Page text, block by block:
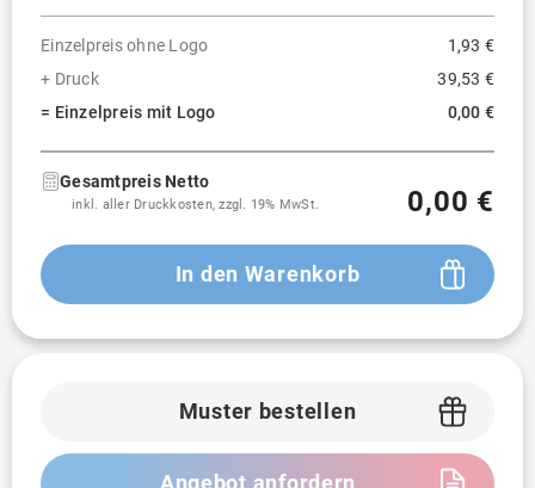
Einzelpreis ohne Logo
1,93 €
+ Druck
39,53 €
= Einzelpreis mit Logo
0,00 €
Gesamtpreis Netto
inkl. aller Druckkosten, zzgl. 19% MwSt. 0,00 €
In den Warenkorb
Muster bestellen
Angebot anfordern